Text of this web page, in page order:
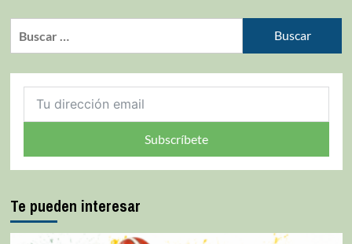
Subscríbete
Te pueden interesar